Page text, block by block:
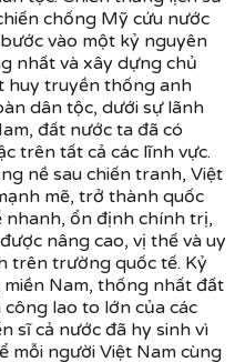
chống Mỹ cứu nước
vào một kỷ nguyên
nhất và xây dựng chủ
huy truyền thống anh
dân tộc, dưới sự lãnh
đất nước ta đã có
trên tất cả các lĩnh vực.
nề sau chiến tranh, Việt
mẽ, trở thành quốc
ổn định chính trị,
nâng cao, vị thế và uy
trên trường quốc tế. Kỷ
Nam, thống nhất đất
lao to lớn của các
sĩ cả nước đã hy sinh vì
mỗi người Việt Nam cùng